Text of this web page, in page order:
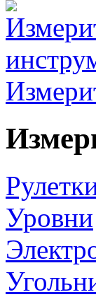
Уровни